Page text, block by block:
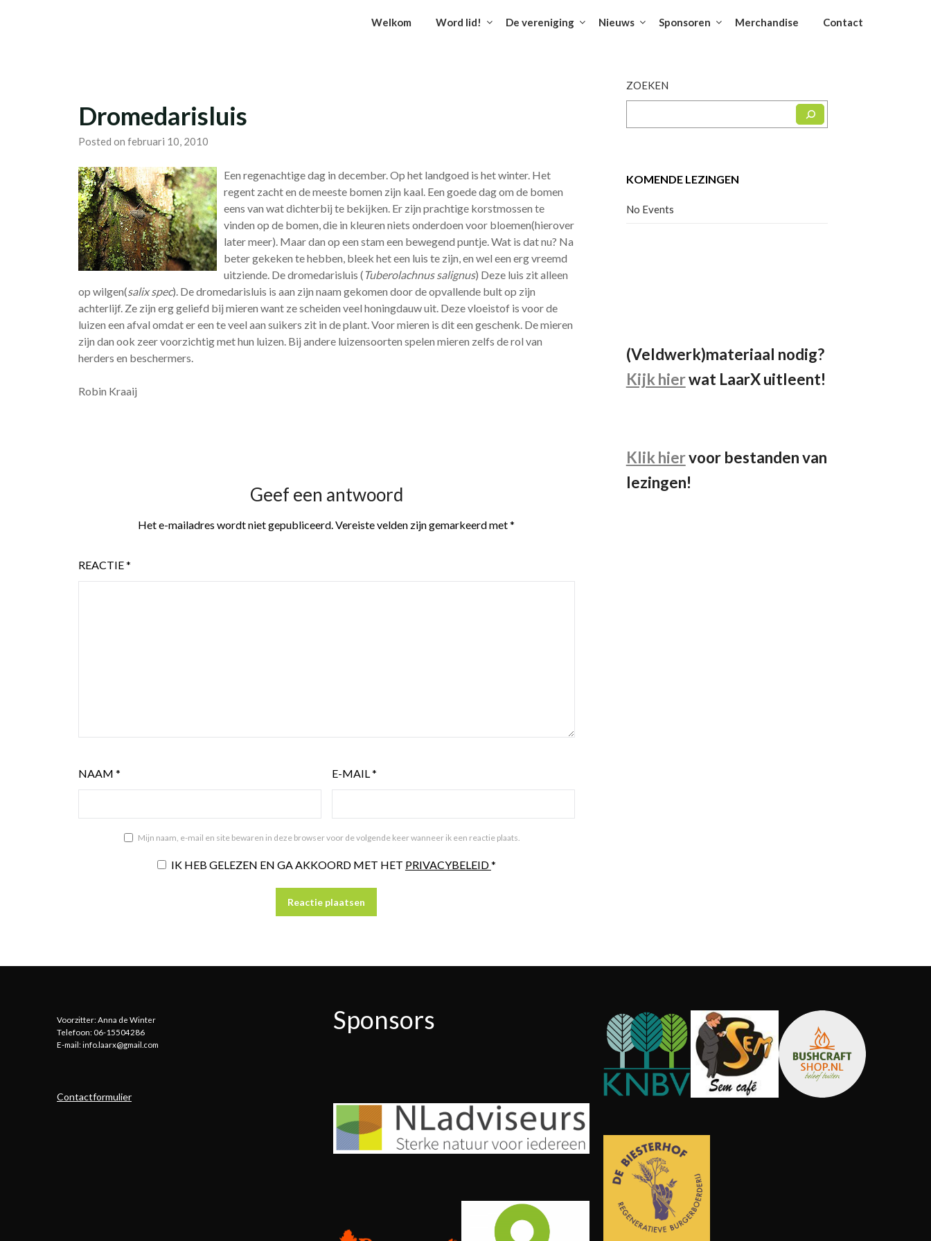
Welkom Word lid! De vereniging Nieuws Sponsoren Merchandise Contact
Dromedarisluis
Posted on februari 10, 2010
Een regenachtige dag in december. Op het landgoed is het winter. Het
regent zacht en de meeste bomen zijn kaal. Een goede dag om de bomen
eens van wat dichterbij te bekijken. Er zijn prachtige korstmossen te
vinden op de bomen, die in kleuren niets onderdoen voor bloemen(hierover
later meer). Maar dan op een stam een bewegend puntje. Wat is dat nu? Na
beter gekeken te hebben, bleek het een luis te zijn, en wel een erg vreemd
uitziende. De dromedarisluis ( Tuberolachnus salignus) Deze luis zit alleen
op wilgen(salix spec). De dromedarisluis is aan zijn naam gekomen door de opvallende bult op zijn
achterlijf. Ze zijn erg geliefd bij mieren want ze scheiden veel honingdauw uit. Deze vloeistof is voor de
luizen een afval omdat er een te veel aan suikers zit in de plant. Voor mieren is dit een geschenk. De mieren
zijn dan ook zeer voorzichtig met hun luizen. Bij andere luizensoorten spelen mieren zelfs de rol van
herders en beschermers.
Robin Kraaij
Geef een antwoord
Het e-mailadres wordt niet gepubliceerd.Vereiste velden zijn gemarkeerd met*
REACTIE*
NAAM* E-MAIL*
Mijn naam, e-mail en site bewaren in deze browser voor de volgende keer wanneer ik een reactie plaats.
IK HEB GELEZEN EN GA AKKOORD MET HET PRIVACYBELEID*
ZOEKEN
KOMENDE LEZINGEN
No Events
(Veldwerk)materiaal nodig?
Kijk hierwat LaarX uitleent!
Klik hiervoor bestanden van
lezingen!
Voorzitter: Anna de Winter
Telefoon: 06-15504286
E-mail: info.laarx@gmail.com
Contactformulier
Sponsors